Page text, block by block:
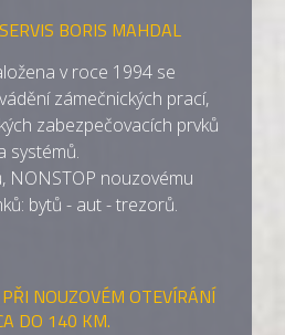
BORIS MAHDAL
v roce 1994 se
zámečnických prací,
zabezpečovacích prvků
systémů.
NONSTOP nouzovému
bytů - aut - trezorů.
NOUZOVÉM OTEVÍRÁNÍ
DO 140 KM.